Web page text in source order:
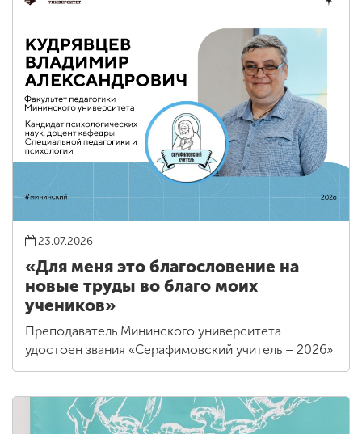
23.07.2026
«Для меня это благословение на
новые труды во благо моих
учеников»
Преподаватель Мининского университета
удостоен звания «Серафимовский учитель – 2026»